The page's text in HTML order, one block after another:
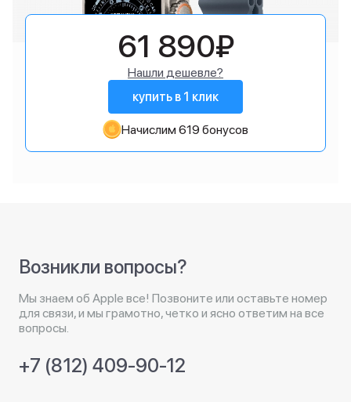
61 890₽
Нашли дешевле?
купить в 1 клик
Начислим 619 бонусов
Возникли вопросы?
Мы знаем об Apple все! Позвоните или оставьте номер
для связи, и мы грамотно, четко и ясно ответим на все
вопросы.
+7 (812) 409-90-12